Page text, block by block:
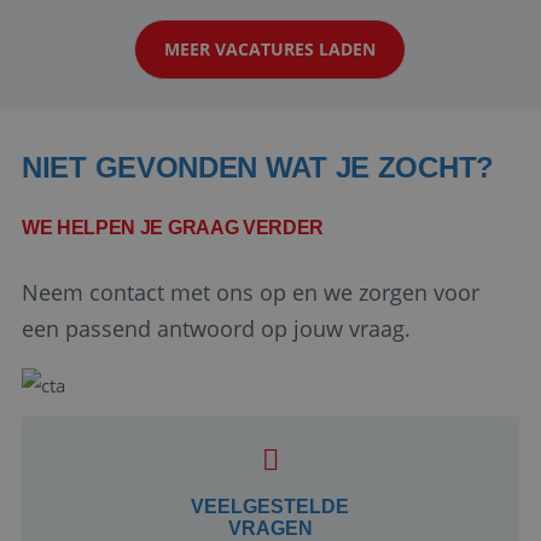
op zoek naar een enthousiaste, leergie...
MEER VACATURES LADEN
NIET GEVONDEN WAT JE ZOCHT?
WE HELPEN JE GRAAG VERDER
Neem contact met ons op en we zorgen voor
een passend antwoord op jouw vraag.
VEELGESTELDE
VRAGEN
Google Privacy Policy